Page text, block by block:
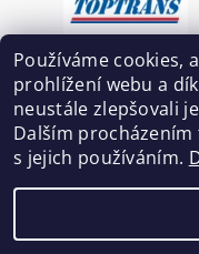
Používáme cookies,
prohlížení webu a
neustále zlepšovali
Dalším
s jejich používáním.